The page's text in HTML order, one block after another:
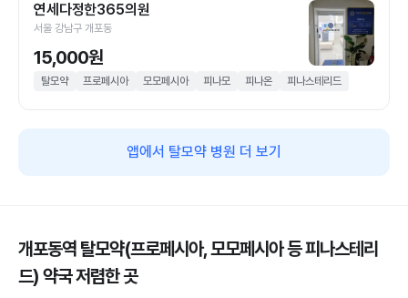
연세다정한365의원
서울 강남구 개포동
15,000원
탈모약 프로페시아 모모페시아 피나모 피나온 피나스테리드
앱에서 탈모약 병원 더 보기
개포동역 탈모약(프로페시아, 모모페시아 등 피나스테리
드) 약국 저렴한 곳